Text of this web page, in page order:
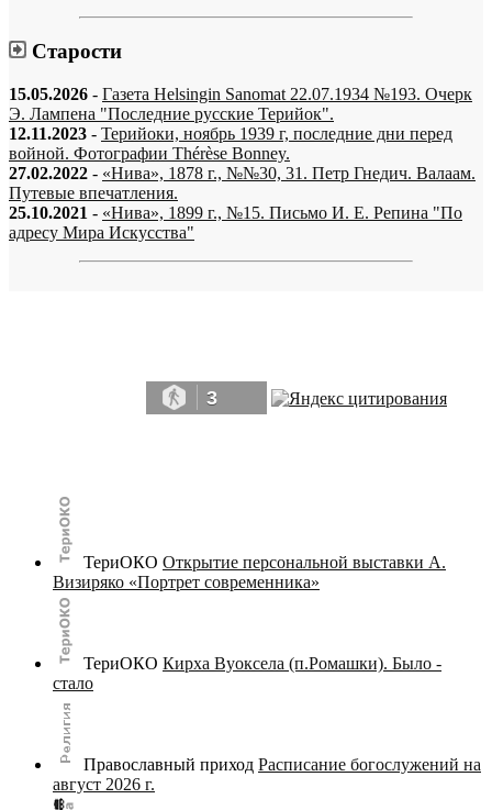
Старости
15.05.2026 - Газета Helsingin Sanomat 22.07.1934 №193. Очерк
Э. Лампена "Последние русские Терийок".
12.11.2023 - Терийоки, ноябрь 1939 г, последние дни перед
войной. Фотографии Thérèse Bonney.
27.02.2022 - «Нива», 1878 г., №№30, 31. Петр Гнедич. Валаам.
Путевые впечатления.
25.10.2021 - «Нива», 1899 г., №15. Письмо И. Е. Репина "По
адресу Мира Искусства"
3
ТериОКО Открытие персональной выставки А.
Визиряко «Портрет современника»
ТериОКО Кирха Вуоксела (п.Ромашки). Было -
стало
Православный приход Расписание богослужений на
август 2026 г.